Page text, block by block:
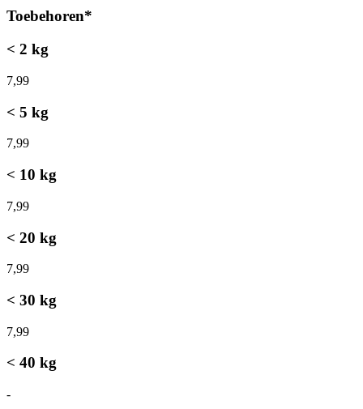
Toebehoren*
< 2 kg
7,99
< 5 kg
7,99
< 10 kg
7,99
< 20 kg
7,99
< 30 kg
7,99
< 40 kg
-